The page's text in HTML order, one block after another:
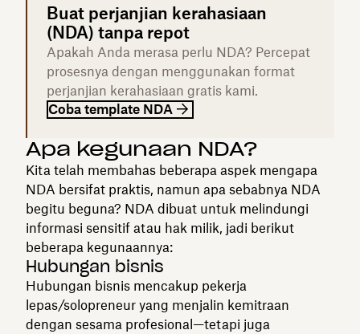
Buat perjanjian kerahasiaan
(NDA) tanpa repot
Apakah Anda merasa perlu NDA? Percepat
prosesnya dengan menggunakan format
perjanjian kerahasiaan gratis kami.
Coba template NDA
Apa kegunaan NDA?
Kita telah membahas beberapa aspek mengapa
NDA bersifat praktis, namun apa sebabnya NDA
begitu beguna? NDA dibuat untuk melindungi
informasi sensitif atau hak milik, jadi berikut
beberapa kegunaannya:
Hubungan bisnis
Hubungan bisnis mencakup pekerja
lepas/solopreneur yang menjalin kemitraan
dengan sesama profesional—tetapi juga